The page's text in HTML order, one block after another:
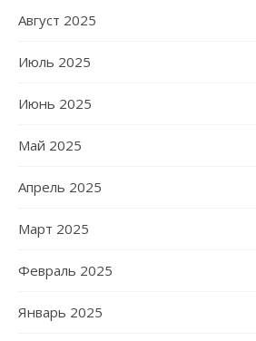
Август 2025
Июль 2025
Июнь 2025
Май 2025
Апрель 2025
Март 2025
Февраль 2025
Январь 2025